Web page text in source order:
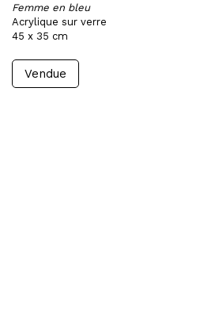
Femme en bleu
Acrylique sur verre
45 x 35 cm
Vendue